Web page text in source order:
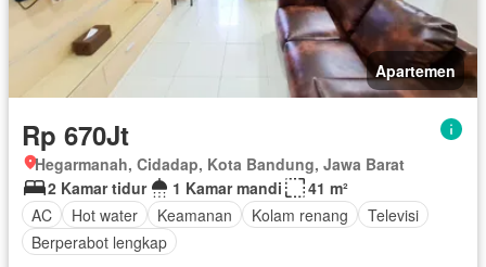
Apartemen
Rp 670Jt
Hegarmanah, Cidadap, Kota Bandung, Jawa Barat
2 Kamar tidur
1 Kamar mandi
41 m²
AC
Hot water Keamanan Kolam renang
Televisi
Berperabot lengkap